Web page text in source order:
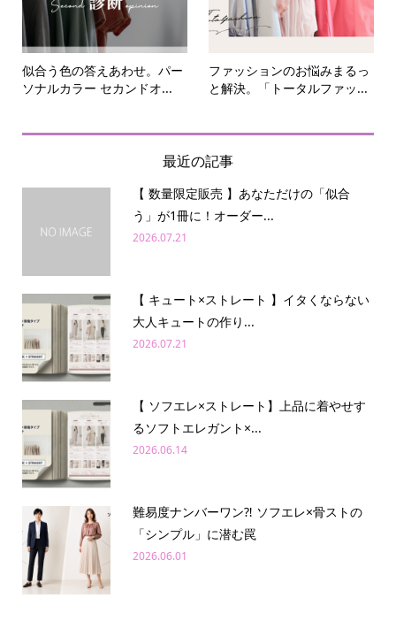
似合う色の答えあわせ。パー
ソナルカラー セカンドオ...
ファッションのお悩みまるっ
と解決。「トータルファッ...
最近の記事
【 数量限定販売 】あなただけの「似合
う」が1冊に！オーダー...
2026.07.21
【 キュート×ストレート 】イタくならない
大人キュートの作り...
2026.07.21
【 ソフエレ×ストレート】上品に着やせす
るソフトエレガント×...
2026.06.14
難易度ナンバーワン⁈ ソフエレ×骨ストの
「シンプル」に潜む罠
2026.06.01